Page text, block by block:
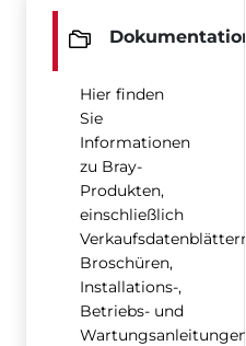
Dokumentation
Hier finden
Sie
Informationen
zu Bray-
Produkten,
einschließlich
Verkaufsdatenblättern,
Broschüren,
Installations-,
Betriebs- und
Wartungsanleitungen